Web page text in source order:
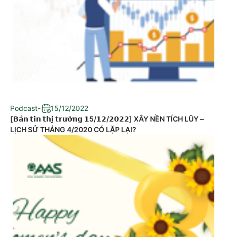
Podcast-
15/12/2022
[𝗕𝗮̉𝗻 𝘁𝗶𝗻 𝘁𝗵𝗶̣ 𝘁𝗿𝘂̛𝗼̛̀𝗻𝗴 𝟭5/𝟭𝟮/𝟮𝟬𝟮𝟮] XÂY NỀN TÍCH LŨY –
LỊCH SỬ THÁNG 4/2020 CÓ LẶP LẠI?